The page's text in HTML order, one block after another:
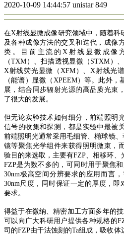
2020-10-09 14:44:57 unistar 849
在X射线显微成像研究领域中，随着科
及各种成像方法的交叉和迭代，成像
类。目前主流的X射线显微成像
（TXM）、扫描透视显微（STXM）
X射线荧光显微（XFM）、X射线光
（能谱）显微（XPEEM）等。此外
展，结合同步辐射光源的高品质光束
了很大的发展。
但无论实验技术如何细分，前端照明
信号的收集和探测，都是实验中最被
前端照明光通常采用毛细管、椭球镜
镜等聚焦光学组件来获得照明微束，
验目的来选取，主要有FZP、相移环、
FZP是为数不多的，可同时用于聚焦
30nm极高空间分辨要求的应用而言
30nm尺度，同时保证一定的厚度，即
要求。
得益于在微纳、精密加工方面多年的
可以向广大科研用户提供各种规格的
司的FZP由干法蚀刻的Ta组成，吸收体